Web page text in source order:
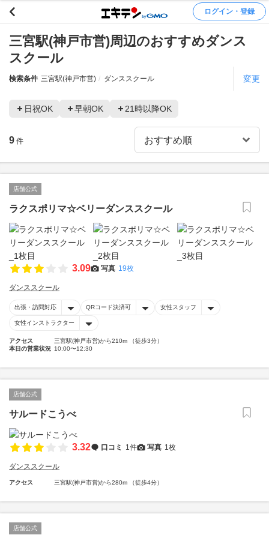
ログイン・登録
三宮駅(神戸市営)周辺のおすすめダンス
スクール
検索条件 三宮駅(神戸市営) ダンススクール 変更
日祝OK 早朝OK 21時以降OK
9 件
店舗公式
ラクスポリマ☆ベリーダンススクール
3.09 写真 19枚
ダンススクール
出張・訪問対応 QRコード決済可 女性スタッフ
女性インストラクター
アクセス
三宮駅(神戸市営)から210m （徒歩3分）
本日の営業状況 10:00〜12:30
店舗公式
サルードこうべ
3.32 口コミ 1件 写真 1枚
ダンススクール
アクセス 三宮駅(神戸市営)から280m （徒歩4分）
店舗公式